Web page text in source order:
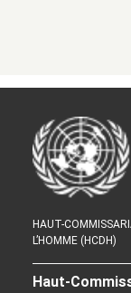
HAUT-
L’HOMME (HCDH)
Haut-